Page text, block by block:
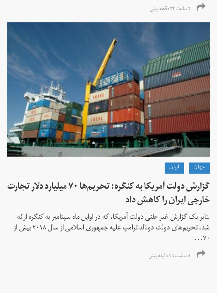
۴ ساعت ۲۲ دقیقه پیش
جهان ايران
گزارش دولت آمریکا به کنگره: تحریم‌ها ۷۰ میلیارد دلار تجارت
خارجی ایران را کاهش داد
بنابر یک گزارش غیر علنی دولت آمریکا، که در اوایل ماه سپتامبر به کنگره ارائه
شد، تحریم‌های دولت دونالد ترامپ علیه جمهوری اسلامی از سال ۲۰۱۸ بیش از
۷۰...
۸ ساعت ۱۹ دقیقه پیش